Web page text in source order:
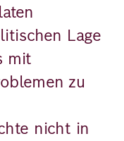
Lage
mit
zu
nicht in